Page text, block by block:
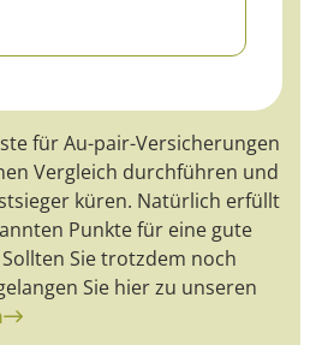
für Au-pair-Versicherungen
Vergleich durchführen und
küren. Natürlich erfüllt
Punkte für eine gute
Sie trotzdem noch
Sie hier zu unseren